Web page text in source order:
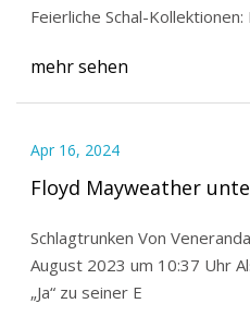
Feierliche Schal-
mehr sehen
Apr 16, 2024
Floyd Mayweather
Schlagtrunken Von
August 2023 um 10:37 Uhr
„Ja“ zu seiner E